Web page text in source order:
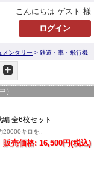
こんにちは ゲスト 様
メンタリー > 鉄道・車・飛行機
）
全6枚セット
20000キロを..
販売価格: 16,500円(税込)